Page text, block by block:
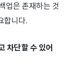
업은 존재하는 것
합니다.
차단할 수 있어